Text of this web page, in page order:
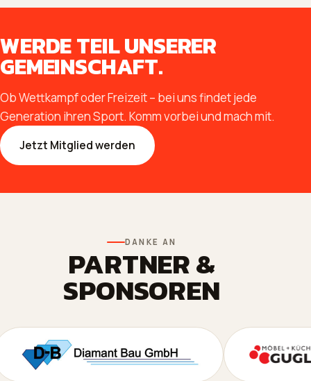
WERDE TEIL UNSERER
GEMEINSCHAFT.
Ob Wettkampf oder Freizeit – bei uns findet jede
Generation ihren Sport. Komm vorbei und mach mit.
Jetzt Mitglied werden
DANKE AN
PARTNER &
SPONSOREN